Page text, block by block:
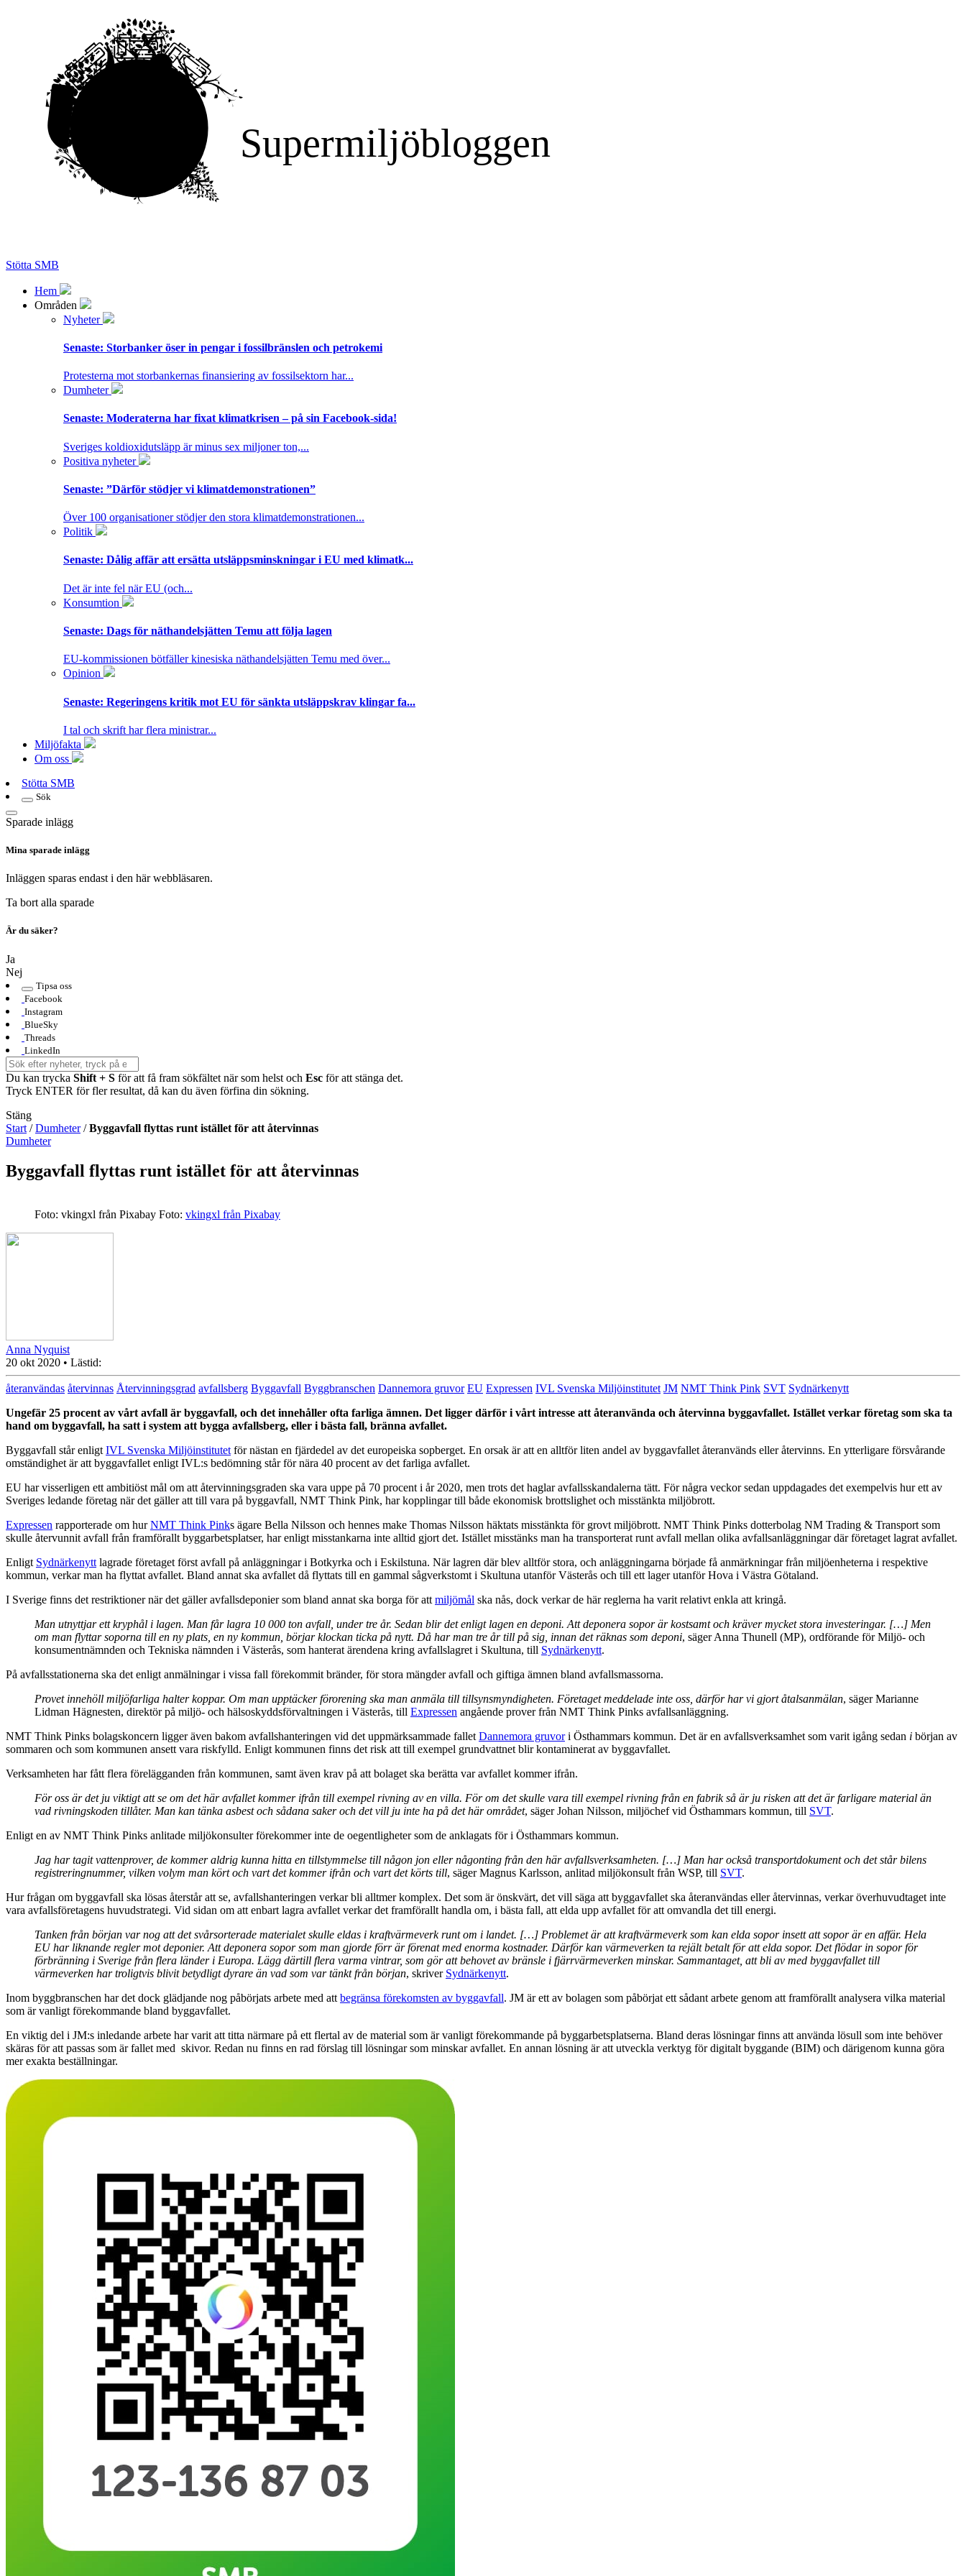
Supermiljöbloggen
Stötta SMB
Hem
Områden
Nyheter
Senaste: Storbanker öser in pengar i fossilbränslen och petrokemi
Protesterna mot storbankernas finansiering av fossilsektorn har...
Dumheter
Senaste: Moderaterna har fixat klimatkrisen – på sin Facebook-sida!
Sveriges koldioxidutsläpp är minus sex miljoner ton,...
Positiva nyheter
Senaste: ”Därför stödjer vi klimatdemonstrationen”
Över 100 organisationer stödjer den stora klimatdemonstrationen...
Politik
Senaste: Dålig affär att ersätta utsläppsminskningar i EU med klimatk...
Det är inte fel när EU (och...
Konsumtion
Senaste: Dags för näthandelsjätten Temu att följa lagen
EU-kommissionen bötfäller kinesiska näthandelsjätten Temu med över...
Opinion
Senaste: Regeringens kritik mot EU för sänkta utsläppskrav klingar fa...
I tal och skrift har flera ministrar...
Miljöfakta
Om oss
Stötta SMB
Sök
Sparade inlägg
Mina sparade inlägg
Inläggen sparas endast i den här webbläsaren.
Ta bort alla sparade
Är du säker?
Ja
Nej
Tipsa oss
Facebook
Instagram
BlueSky
Threads
LinkedIn
Du kan trycka Shift + S för att få fram sökfältet när som helst och Esc för att stänga det.
Tryck ENTER för fler resultat, då kan du även förfina din sökning.
Stäng
Start /Dumheter/Byggavfall flyttas runt istället för att återvinnas
Dumheter
Byggavfall flyttas runt istället för att återvinnas
Foto: vkingxl från Pixabay Foto: vkingxl från Pixabay
Anna Nyquist
20 okt 2020 • Lästid:
återanvändas återvinnas Återvinningsgrad avfallsberg Byggavfall Byggbranschen Dannemora gruvor EU Expressen IVL Svenska Miljöinstitutet JM NMT Think Pink SVT Sydnärkenytt
Ungefär 25 procent av vårt avfall är byggavfall, och det innehåller ofta farliga ämnen. Det ligger därför i vårt intresse att återanvända och återvinna byggavfallet. Istället verkar företag som ska ta
hand om byggavfall, ha satt i system att bygga avfallsberg, eller i bästa fall, bränna avfallet.
Byggavfall står enligt IVL Svenska Miljöinstitutet för nästan en fjärdedel av det europeiska sopberget. En orsak är att en alltför liten andel av byggavfallet återanvänds eller återvinns. En ytterligare försvårande
omständighet är att byggavfallet enligt IVL:s bedömning står för nära 40 procent av det farliga avfallet.
EU har visserligen ett ambitiöst mål om att återvinningsgraden ska vara uppe på 70 procent i år 2020, men trots det haglar avfallsskandalerna tätt. För några veckor sedan uppdagades det exempelvis hur ett av
Sveriges ledande företag när det gäller att till vara på byggavfall, NMT Think Pink, har kopplingar till både ekonomisk brottslighet och misstänkta miljöbrott.
Expressen rapporterade om hurNMT Think Pinks ägare Bella Nilsson och hennes make Thomas Nilsson häktats misstänkta för grovt miljöbrott. NMT Think Pinks dotterbolag NM Trading & Transport som
skulle återvunnit avfall från framförallt byggarbetsplatser, har enligt misstankarna inte alltid gjort det. Istället misstänks man ha transporterat runt avfall mellan olika avfallsanläggningar där företaget lagrat avfallet.
Enligt Sydnärkenytt lagrade företaget först avfall på anläggningar i Botkyrka och i Eskilstuna. När lagren där blev alltför stora, och anläggningarna började få anmärkningar från miljöenheterna i respektive
kommun, verkar man ha flyttat avfallet. Bland annat ska avfallet då flyttats till en gammal sågverkstomt i Skultuna utanför Västerås och till ett lager utanför Hova i Västra Götaland.
I Sverige finns det restriktioner när det gäller avfallsdeponier som bland annat ska borga för att miljömål ska nås, dock verkar de här reglerna ha varit relativt enkla att kringå.
Man utnyttjar ett kryphål i lagen. Man får lagra 10 000 ton avfall, under tre år. Sedan blir det enligt lagen en deponi. Att deponera sopor är kostsamt och kräver mycket stora investeringar. […] Men
om man flyttar soporna till en ny plats, en ny kommun, börjar klockan ticka på nytt. Då har man tre år till på sig, innan det räknas som deponi, säger Anna Thunell (MP), ordförande för Miljö- och
konsumentnämnden och Tekniska nämnden i Västerås, som hanterat ärendena kring avfallslagret i Skultuna, till Sydnärkenytt.
På avfallsstationerna ska det enligt anmälningar i vissa fall förekommit bränder, för stora mängder avfall och giftiga ämnen bland avfallsmassorna.
Provet innehöll miljöfarliga halter koppar. Om man upptäcker förorening ska man anmäla till tillsynsmyndigheten. Företaget meddelade inte oss, därför har vi gjort åtalsanmälan, säger Marianne
Lidman Hägnesten, direktör på miljö- och hälsoskyddsförvaltningen i Västerås, till Expressen angående prover från NMT Think Pinks avfallsanläggning.
NMT Think Pinks bolagskoncern ligger även bakom avfallshanteringen vid det uppmärksammade fallet Dannemora gruvori Östhammars kommun. Det är en avfallsverksamhet som varit igång sedan i början av
sommaren och som kommunen ansett vara riskfylld. Enligt kommunen finns det risk att till exempel grundvattnet blir kontaminerat av byggavfallet.
Verksamheten har fått flera förelägganden från kommunen, samt även krav på att bolaget ska berätta var avfallet kommer ifrån.
För oss är det ju viktigt att se om det här avfallet kommer ifrån till exempel rivning av en villa. För om det skulle vara till exempel rivning från en fabrik så är ju risken att det är farligare material än
vad rivningskoden tillåter. Man kan tänka asbest och sådana saker och det vill ju inte ha på det här området, säger Johan Nilsson, miljöchef vid Östhammars kommun, till SVT.
Enligt en av NMT Think Pinks anlitade miljökonsulter förekommer inte de oegentligheter som de anklagats för i Östhammars kommun.
Jag har tagit vattenprover, de kommer aldrig kunna hitta en tillstymmelse till någon jon eller någonting från den här avfallsverksamheten. […] Man har också transportdokument och det står bilens
registreringnummer, vilken volym man kört och vart det kommer ifrån och vart det körts till, säger Magnus Karlsson, anlitad miljökonsult från WSP, till SVT.
Hur frågan om byggavfall ska lösas återstår att se, avfallshanteringen verkar bli alltmer komplex. Det som är önskvärt, det vill säga att byggavfallet ska återanvändas eller återvinnas, verkar överhuvudtaget inte
vara avfallsföretagens huvudstrategi. Vid sidan om att enbart lagra avfallet verkar det framförallt handla om, i bästa fall, att elda upp avfallet för att omvandla det till energi.
Tanken från början var nog att det svårsorterade materialet skulle eldas i kraftvärmeverk runt om i landet. […] Problemet är att kraftvärmeverk som kan elda sopor insett att sopor är en affär. Hela
EU har liknande regler mot deponier. Att deponera sopor som man gjorde förr är förenat med enorma kostnader. Därför kan värmeverken ta rejält betalt för att elda sopor. Det flödar in sopor för
förbränning i Sverige från flera länder i Europa. Lägg därtill flera varma vintrar, som gör att behovet av bränsle i fjärrvärmeverken minskar. Sammantaget, att bli av med byggavfallet till
värmeverken har troligtvis blivit betydligt dyrare än vad som var tänkt från början, skriver Sydnärkenytt.
Inom byggbranschen har det dock glädjande nog påbörjats arbete med att begränsa förekomsten av byggavfall. JM är ett av bolagen som påbörjat ett sådant arbete genom att framförallt analysera vilka material
som är vanligt förekommande bland byggavfallet.
En viktig del i JM:s inledande arbete har varit att titta närmare på ett flertal av de material som är vanligt förekommande på byggarbetsplatserna. Bland deras lösningar finns att använda lösull som inte behöver
skäras för att passas som är fallet med skivor. Redan nu finns en rad förslag till lösningar som minskar avfallet. En annan lösning är att utveckla verktyg för digitalt byggande (BIM) och därigenom kunna göra
mer exakta beställningar.